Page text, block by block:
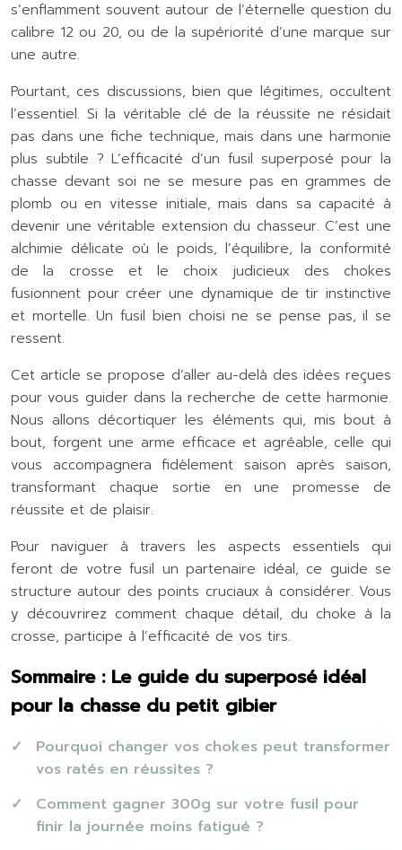
s’enflamment souvent autour de l’éternelle question du
calibre 12 ou 20, ou de la supériorité d’une marque sur
une autre.
Pourtant, ces discussions, bien que légitimes, occultent
l’essentiel. Si la véritable clé de la réussite ne résidait
pas dans une fiche technique, mais dans une harmonie
plus subtile ? L’efficacité d’un fusil superposé pour la
chasse devant soi ne se mesure pas en grammes de
plomb ou en vitesse initiale, mais dans sa capacité à
devenir une véritable extension du chasseur. C’est une
alchimie délicate où le poids, l’équilibre, la conformité
de la crosse et le choix judicieux des chokes
fusionnent pour créer une dynamique de tir instinctive
et mortelle. Un fusil bien choisi ne se pense pas, il se
ressent.
Cet article se propose d’aller au-delà des idées reçues
pour vous guider dans la recherche de cette harmonie.
Nous allons décortiquer les éléments qui, mis bout à
bout, forgent une arme efficace et agréable, celle qui
vous accompagnera fidèlement saison après saison,
transformant chaque sortie en une promesse de
réussite et de plaisir.
Pour naviguer à travers les aspects essentiels qui
feront de votre fusil un partenaire idéal, ce guide se
structure autour des points cruciaux à considérer. Vous
y découvrirez comment chaque détail, du choke à la
crosse, participe à l’efficacité de vos tirs.
Sommaire : Le guide du superposé idéal
pour la chasse du petit gibier
Pourquoi changer vos chokes peut transformer
vos ratés en réussites ?
Comment gagner 300g sur votre fusil pour
finir la journée moins fatigué ?